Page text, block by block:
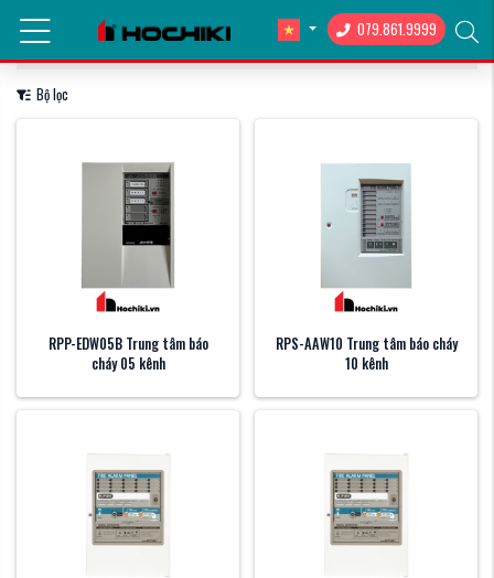
079.861.9999
Hiển thị:
Sắp xếp
Bộ lọc
RPP-EDW05B Trung tâm báo
cháy 05 kênh
RPS-AAW10 Trung tâm báo cháy
10 kênh